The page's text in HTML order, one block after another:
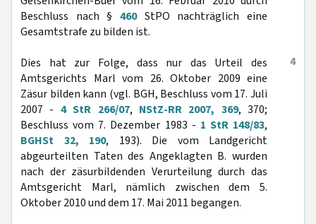
Beschluss nach § 460StPO nachträglich eine
Gesamtstrafe zu bilden ist.
4
Dies hat zur Folge, dass nur das Urteil des
Amtsgerichts Marl vom 26. Oktober 2009 eine
Zäsur bilden kann (vgl. BGH, Beschluss vom 17. Juli
2007 - 4 StR 266/07, NStZ-RR 2007, 369, 370;
Beschluss vom 7. Dezember 1983 - 1 StR 148/83,
BGHSt 32, 190, 193). Die vom Landgericht
abgeurteilten Taten des Angeklagten B. wurden
nach der zäsurbildenden Verurteilung durch das
Amtsgericht Marl, nämlich zwischen dem 5.
Oktober 2010 und dem 17. Mai 2011 begangen.